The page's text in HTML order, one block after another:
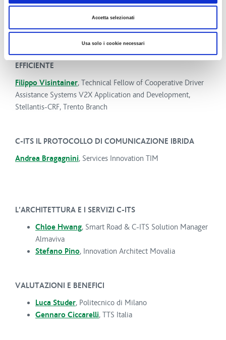
Accetta selezionati
Usa solo i cookie necessari
CAV
, Autostrade Alto Adriatico
SISTEMI COOPERATIVI PER UNA GUIDA PIÙ SICURA ED
EFFICIENTE
Filippo Visintainer, Technical Fellow of Cooperative Driver
Assistance Systems V2X Application and Development,
Stellantis-CRF, Trento Branch
C-ITS IL PROTOCOLLO DI COMUNICAZIONE IBRIDA
Andrea Bragagnini, Services Innovation TIM
L’ARCHITETTURA E I SERVIZI C-ITS
Chloe Hwang, Smart Road & C-ITS Solution Manager
Almaviva
Stefano Pino, Innovation Architect Movalia
VALUTAZIONI E BENEFICI
Luca Studer, Politecnico di Milano
Gennaro Ciccarelli, TTS Italia